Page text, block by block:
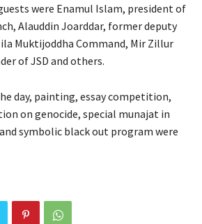
were Enamul Islam, president of
Alauddin Joarddar, former deputy
Muktijoddha Command, Mir Zillur
of JSD and others.
day, painting, essay competition,
on genocide, special munajat in
symbolic black out program were